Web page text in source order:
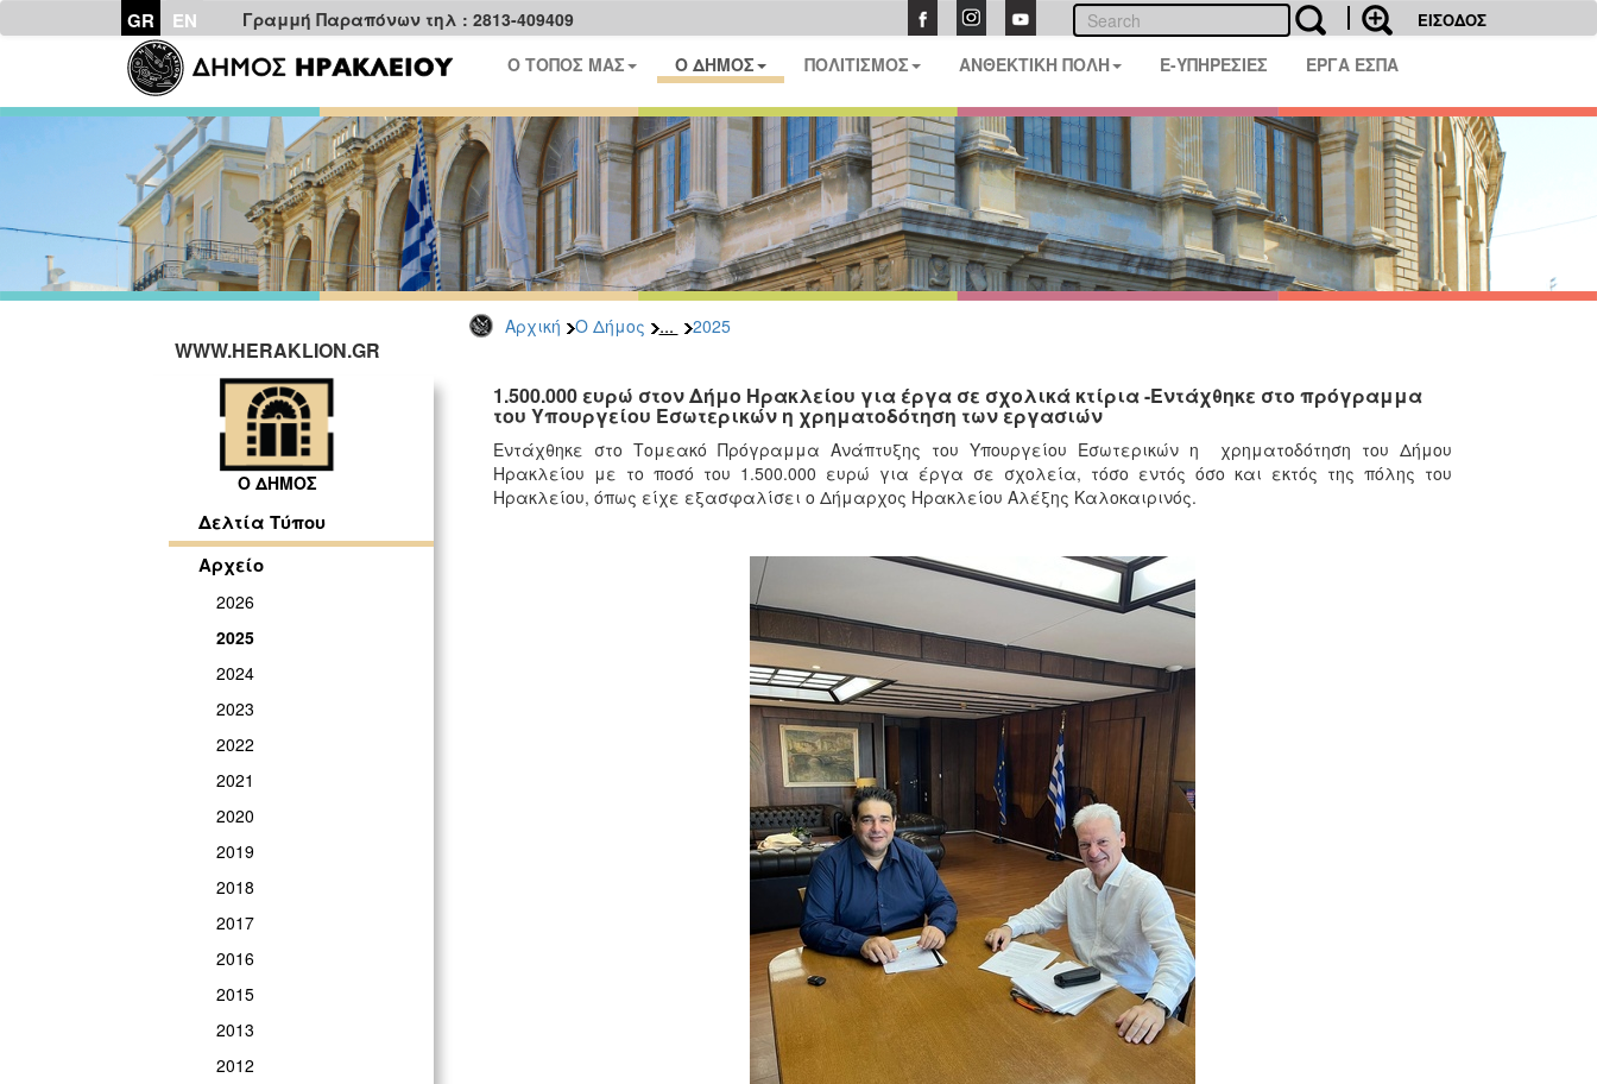
GR EN Γραμμή Παραπόνων τηλ : 2813-409409 ΕΙΣΟΔΟΣ
Ο ΤΟΠΟΣ ΜΑΣ Ο ΔΗΜΟΣ ΠΟΛΙΤΙΣΜΟΣ ΑΝΘΕΚΤΙΚΗ ΠΟΛΗ E-ΥΠΗΡΕΣΙΕΣ ΕΡΓΑ ΕΣΠΑ
Αρχική Ο Δήμος ... 2025
WWW.HERAKLION.GR
Ο ΔΗΜΟΣ
Δελτία Τύπου
Αρχείο
2026
2025
2024
2023
2022
2021
2020
2019
2018
2017
2016
2015
2013
2012
1.500.000 ευρώ στον Δήμο Ηρακλείου για έργα σε σχολικά κτίρια -Εντάχθηκε στο πρόγραμμα
του Υπουργείου Εσωτερικών η χρηματοδότηση των εργασιών
Εντάχθηκε στο Τομεακό Πρόγραμμα Ανάπτυξης του Υπουργείου Εσωτερικών η χρηματοδότηση του Δήμου
Ηρακλείου με το ποσό του 1.500.000 ευρώ για έργα σε σχολεία, τόσο εντός όσο και εκτός της πόλης του
Ηρακλείου, όπως είχε εξασφαλίσει ο Δήμαρχος Ηρακλείου Αλέξης Καλοκαιρινός.